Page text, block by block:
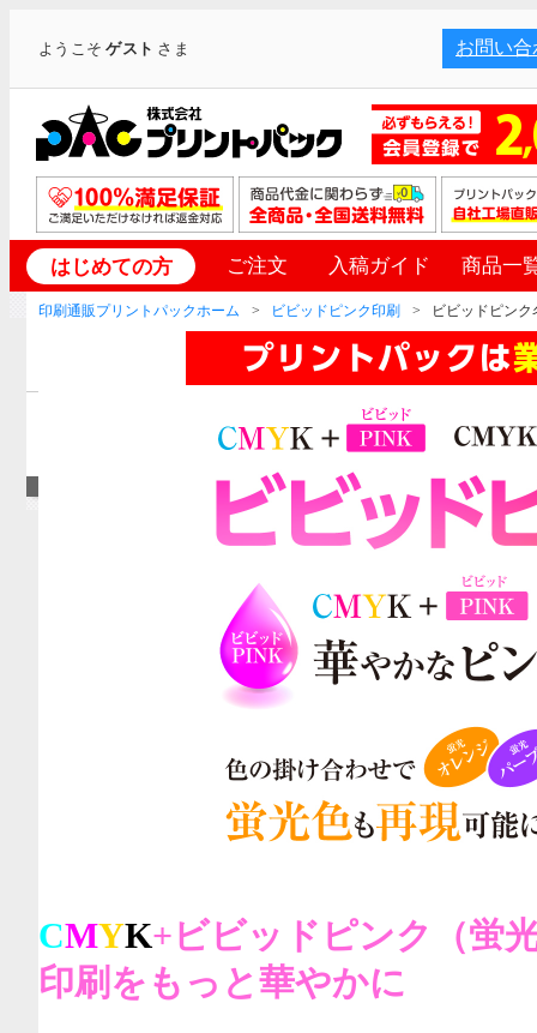
ようこそゲスト さま お問い合
はじめての方 ご注文 入稿ガイド 商品一
印刷通販プリントパックホーム ビビッドピンク印刷 ビビッドピンク
CMYK+ビビッドピンク（蛍
印刷をもっと華やかに